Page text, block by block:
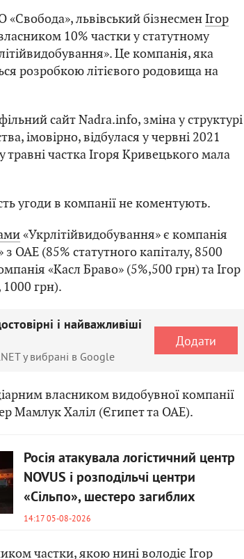
«Свобода», львівський бізнесменІгор
10% частки у статутному
Це компанія, яка
розробкою літієвого родовища на
сайт Nadra.info, зміна у структурі
імовірно, відбулася у червні 2021
травні частка Ігоря Кривецького мала
угоди в компанії не коментують.
«Укрлітійвидобування» є компанія
ОАЕ (85% статутного капіталу, 8500
«Касл Браво» (5%,500 грн) та Ігор
грн).
і найважливіші
у вибрані в Google
Додати
власником видобувної компанії
Мамлук Халіл (Єгипет та ОАЕ).
Росія атакувала логістичний центр
NOVUS і розподільчі центри
«Сільпо», шестеро загиблих
14:17 05-08-2026
частки, якою нині володіє Ігор